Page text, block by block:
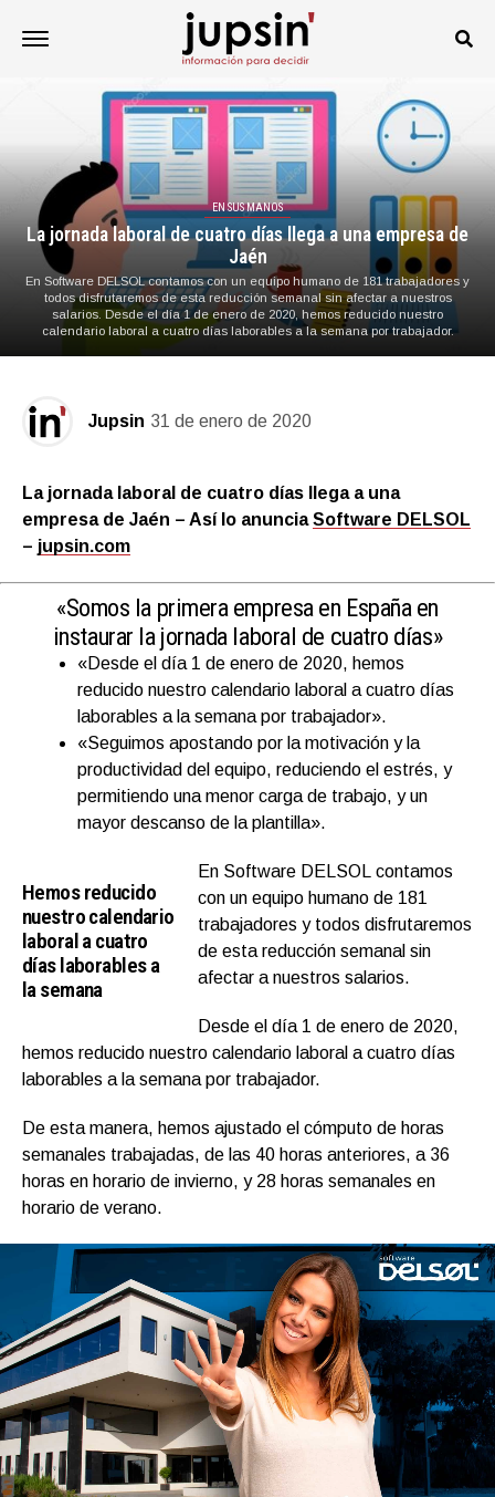
EN SUS MANOS
La jornada laboral de cuatro días llega a una empresa de
Jaén
En Software DELSOL contamos con un equipo humano de 181 trabajadores y
todos disfrutaremos de esta reducción semanal sin afectar a nuestros
salarios. Desde el día 1 de enero de 2020, hemos reducido nuestro
calendario laboral a cuatro días laborables a la semana por trabajador.
Jupsin 31 de enero de 2020
La jornada laboral de cuatro días llega a una
empresa de Jaén – Así lo anunciaSoftware DELSOL
– jupsin.com
«Somos la primera empresa en España en
instaurar la jornada laboral de cuatro días»
«Desde el día 1 de enero de 2020, hemos
reducido nuestro calendario laboral a cuatro días
laborables a la semana por trabajador».
«Seguimos apostando por la motivación y la
productividad del equipo, reduciendo el estrés, y
permitiendo una menor carga de trabajo, y un
mayor descanso de la plantilla».
Hemos reducido
nuestro calendario
laboral a cuatro
días laborables a
la semana
En Software DELSOL contamos
con un equipo humano de 181
trabajadores y todos disfrutaremos
de esta reducción semanal sin
afectar a nuestros salarios.
Desde el día 1 de enero de 2020,
hemos reducido nuestro calendario laboral a cuatro días
laborables a la semana por trabajador.
De esta manera, hemos ajustado el cómputo de horas
semanales trabajadas, de las 40 horas anteriores, a 36
horas en horario de invierno, y 28 horas semanales en
horario de verano.